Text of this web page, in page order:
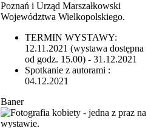
Poznań i Urząd Marszałkowski
Województwa Wielkopolskiego.
TERMIN WYSTAWY:
12.11.2021 (wystawa dostępna
od godz. 15.00) - 31.12.2021
Spotkanie z autorami :
04.12.2021
Baner